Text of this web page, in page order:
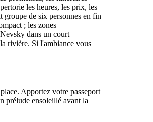
les heures, les prix, les
de six personnes en fin
; les zones
dans un court
rivière. Si l'ambiance vous
Apportez votre passeport
prélude ensoleillé avant la